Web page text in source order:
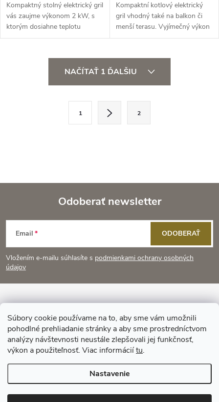
Súbory cookie používame na to, aby sme vám umožnili
pohodlné prehliadanie stránky a aby sme prostredníctvom
analýzy návštevnosti neustále zlepšovali jej funkčnosť,
výkon a použiteľnosť. Viac informáciítu.
Nastavenie
Kompaktný stolný elektrický gril
vás zaujme výkonom 2 kW, s
ktorým dosiahne teplotu
takmer 300 °C...
Kompaktní kotlový elektrický
gril vhodný také na balkon či
menší terasu. Vyjímečný výkon
díky...
c
e
p
r
v
k
y
v
ý
p
NAČÍTAŤ 1 ĎALŠIU
a
i
e
1 2
Z
á
p
ä
e
Odoberať newsletter
Email
Vložením e-mailu súhlasíte s podmienkami ochrany osobných
údajov
ODOBERAŤ
Informácie pre vás
Prijímame online platby
Copyright 2026KitchenStyle. Všetky práva vyhradené.